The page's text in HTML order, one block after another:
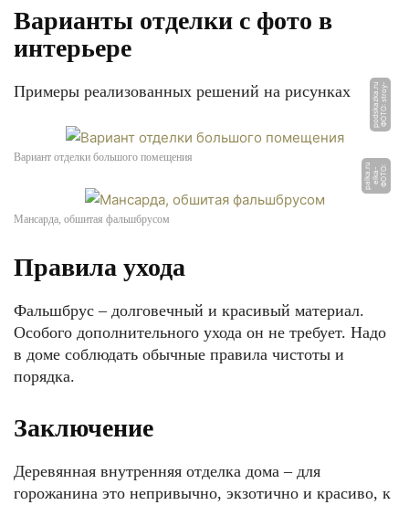
Варианты отделки с фото в
интерьере
Примеры реализованных решений на рисунках Ф
О
Т
О:
s
t
r
o
y
-
p
o
d
s
k
a
z
k
a.
r
u
Вариант отделки большого помещения
Ф
О
Т
О:
el
k
a
-p
al
k
a.
r
u
Мансарда, обшитая фальшбрусом
Правила ухода
Фальшбрус – долговечный и красивый материал.
Особого дополнительного ухода он не требует. Надо
в доме соблюдать обычные правила чистоты и
порядка.
Заключение
Деревянная внутренняя отделка дома – для
горожанина это непривычно, экзотично и красиво, к